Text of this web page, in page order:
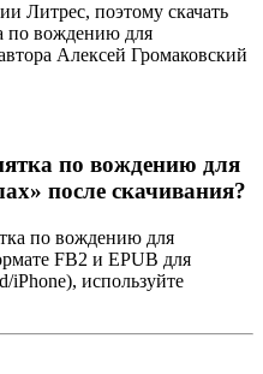
Литрес, поэтому скачать
по вождению для
Алексей Громаковский
по вождению для
после скачивания?
по вождению для
FB2 и EPUB для
используйте